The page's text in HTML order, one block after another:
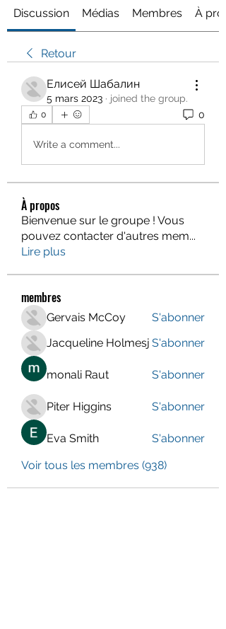
Discussion Médias Membres À
Retour
Елисей Шабалин
5 mars 2023 · joined the group.
0 0
Write a comment...
À propos
Bienvenue sur le groupe ! Vous
pouvez contacter d'autres mem...
Lire plus
membres
Gervais McCoy
S'abonner
Jacqueline Holmesj S'abonner
monali Raut S'abonner
Piter Higgins S'abonner
Eva Smith
S'abonner
Voir tous les membres (938)